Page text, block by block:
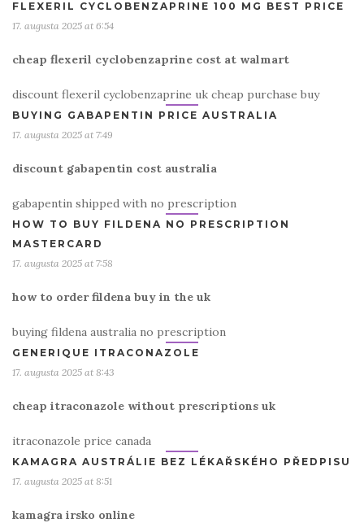
FLEXERIL CYCLOBENZAPRINE 100 MG BEST PRICE
17. augusta 2025 at 6:54
cheap flexeril cyclobenzaprine cost at walmart
discount flexeril cyclobenzaprine uk cheap purchase buy
BUYING GABAPENTIN PRICE AUSTRALIA
17. augusta 2025 at 7:49
discount gabapentin cost australia
gabapentin shipped with no prescription
HOW TO BUY FILDENA NO PRESCRIPTION
MASTERCARD
17. augusta 2025 at 7:58
how to order fildena buy in the uk
buying fildena australia no prescription
GENERIQUE ITRACONAZOLE
17. augusta 2025 at 8:43
cheap itraconazole without prescriptions uk
itraconazole price canada
KAMAGRA AUSTRÁLIE BEZ LÉKAŘSKÉHO PŘEDPISU
17. augusta 2025 at 8:51
kamagra irsko online